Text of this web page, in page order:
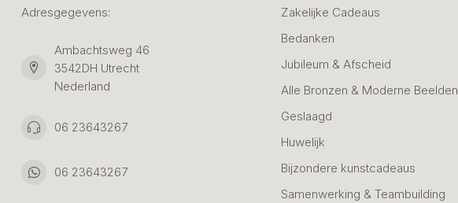
Adresgegevens:
Ambachtsweg 46
3542DH Utrecht
Nederland
06 23643267
06 23643267
Zakelijke Cadeaus
Bedanken
Jubileum & Afscheid
Alle Bronzen & Moderne Beelden
Geslaagd
Huwelijk
Bijzondere kunstcadeaus
Samenwerking & Teambuilding